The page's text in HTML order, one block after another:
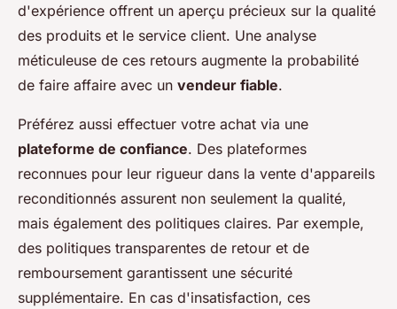
d'expérience offrent un aperçu précieux sur la qualité
des produits et le service client. Une analyse
méticuleuse de ces retours augmente la probabilité
de faire affaire avec un vendeur fiable.
Préférez aussi effectuer votre achat via une
plateforme de confiance. Des plateformes
reconnues pour leur rigueur dans la vente d'appareils
reconditionnés assurent non seulement la qualité,
mais également des politiques claires. Par exemple,
des politiques transparentes de retour et de
remboursement garantissent une sécurité
supplémentaire. En cas d'insatisfaction, ces